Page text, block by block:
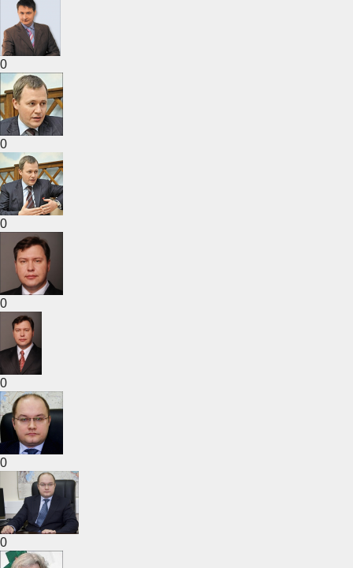
0
0
0
0
0
0
0